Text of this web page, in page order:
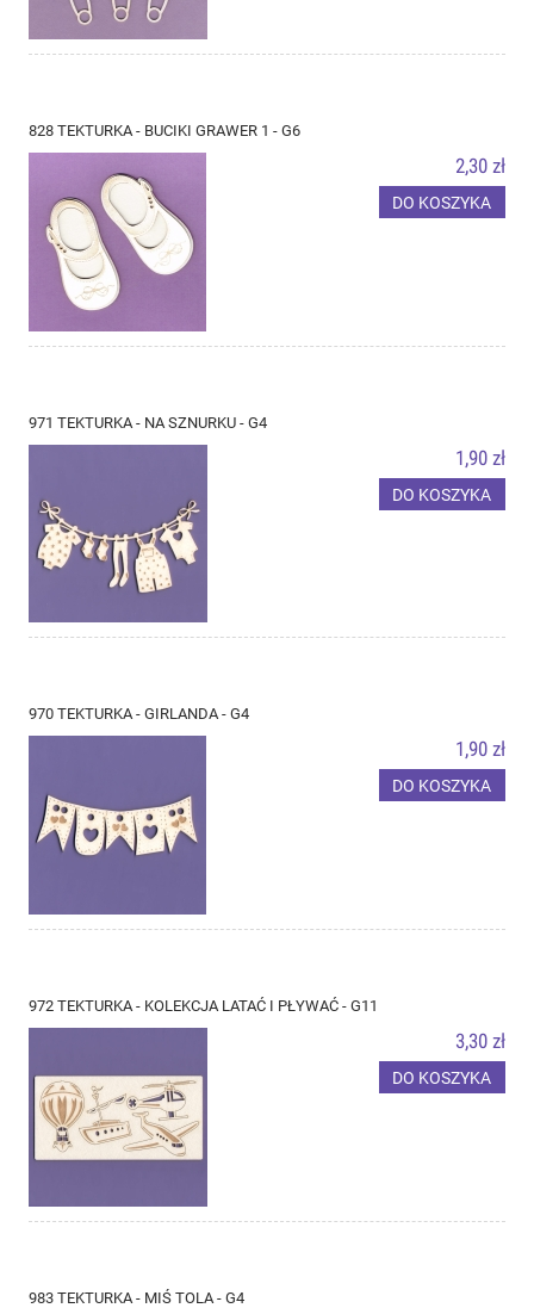
828 TEKTURKA - BUCIKI GRAWER 1 - G6
2,30 zł
DO KOSZYKA
971 TEKTURKA - NA SZNURKU - G4
1,90 zł
DO KOSZYKA
970 TEKTURKA - GIRLANDA - G4
1,90 zł
DO KOSZYKA
972 TEKTURKA - KOLEKCJA LATAĆ I PŁYWAĆ - G11
3,30 zł
DO KOSZYKA
983 TEKTURKA - MIŚ TOLA - G4